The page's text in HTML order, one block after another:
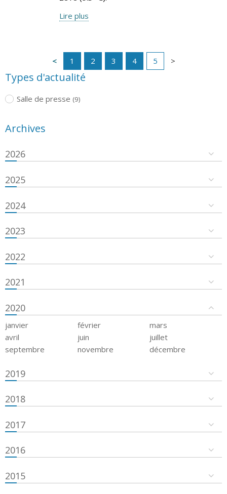
Lire plus
1 2 3 4 5
Types d'actualité
Salle de presse (9)
Archives
2026
2025
2024
2023
2022
2021
2020
janvier février
mars
avril
juin
juillet
septembre
novembre décembre
2019
2018
2017
2016
2015